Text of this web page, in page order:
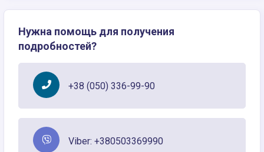
Нужна помощь для получения
подробностей?
+38 (050) 336-99-90
Viber: +380503369990